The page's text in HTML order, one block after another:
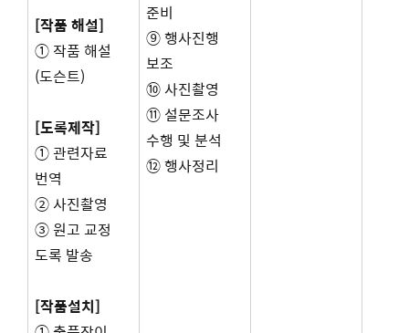
[작품 해설]
① 작품 해설
(도슨트)
[도록제작]
① 관련자료
번역
② 사진촬영
③ 원고 교정
도록 발송
[작품설치]
준비
⑨ 행사진행
보조
⑩ 사진촬영
⑪ 설문조사
수행 및 분석
⑫ 행사정리